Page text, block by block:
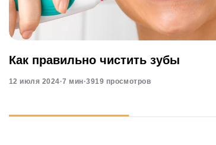
Как правильно чистить зубы
12 июля 2024·7 мин·3919 просмотров